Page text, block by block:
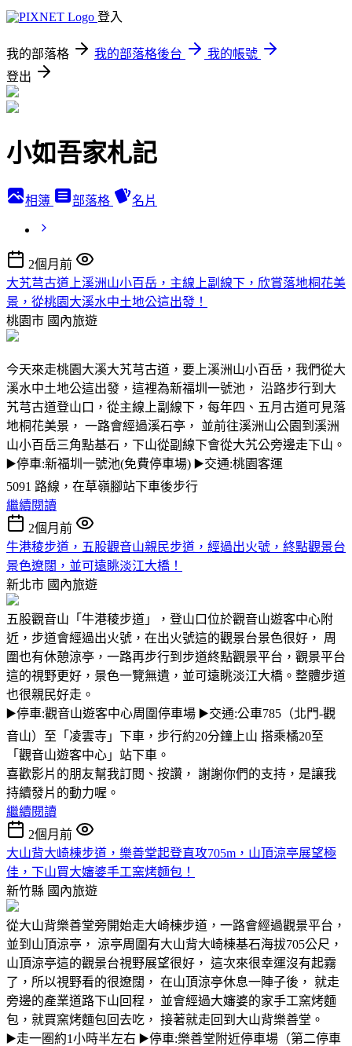
登入
我的部落格 我的部落格後台
我的帳號
登出
小如吾家札記
相簿 部落格 名片
2個月前
大艽芎古道上溪洲山小百岳，主線上副線下，欣賞落地桐花美
景，從桃園大溪水中土地公這出發！
桃園市 國內旅遊
今天來走桃園大溪大艽芎古道，要上溪洲山小百岳，我們從大
溪水中土地公這出發，這裡為新福圳一號池， 沿路步行到大
艽芎古道登山口，從主線上副線下，每年四、五月古道可見落
地桐花美景， 一路會經過溪石亭， 並前往溪洲山公園到溪洲
山小百岳三角點基石，下山從副線下會從大艽公旁邊走下山。
▶️停車:新福圳一號池(免費停車場) ▶️交通:桃園客運
5091 路線，在草嶺腳站下車後步行
繼續閱讀
2個月前
牛港稜步道，五股觀音山親民步道，經過出火號，終點觀景台
景色遼闊，並可遠眺淡江大橋！
新北市 國內旅遊
五股觀音山「牛港稜步道」，登山口位於觀音山遊客中心附
近，步道會經過出火號，在出火號這的觀景台景色很好， 周
圍也有休憩涼亭，一路再步行到步道終點觀景平台，觀景平台
這的視野更好，景色一覽無遺，並可遠眺淡江大橋。整體步道
也很親民好走。
▶️停車:觀音山遊客中心周圍停車場 ▶️交通:公車785（北門-觀
音山）至「凌雲寺」下車，步行約20分鐘上山 搭乘橘20至
「觀音山遊客中心」站下車。
喜歡影片的朋友幫我訂閱、按讚， 謝謝你們的支持，是讓我
持續發片的動力喔。
繼續閱讀
2個月前
大山背大崎棟步道，樂善堂起登直攻705m，山頂涼亭展望極
佳，下山買大嬸婆手工窯烤麵包！
新竹縣 國內旅遊
從大山背樂善堂旁開始走大崎棟步道，一路會經過觀景平台，
並到山頂涼亭， 涼亭周圍有大山背大崎棟基石海拔705公尺，
山頂涼亭這的觀景台視野展望很好， 這次來很幸運沒有起霧
了，所以視野看的很遼闊， 在山頂涼亭休息一陣子後， 就走
旁邊的產業道路下山回程， 並會經過大嬸婆的家手工窯烤麵
包，就買窯烤麵包回去吃， 接著就走回到大山背樂善堂。
▶️走一圈約1小時半左右 ▶️停車:樂善堂附近停車場（第二停車